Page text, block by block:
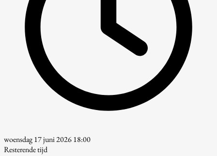
woensdag 17 juni 2026 18:00
Resterende tijd